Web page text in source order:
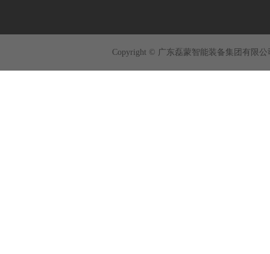
Copyright © 广东磊蒙智能装备集团有限